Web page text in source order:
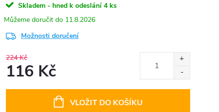
Skladem - hned k odeslání 4 ks
11.8.2026
Možnosti doručení
224 Kč
116 Kč
VLOŽIT DO KOŠÍKU